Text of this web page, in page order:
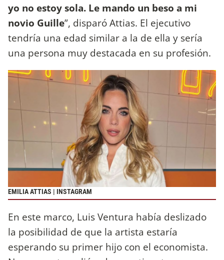
yo no estoy sola. Le mando un beso a mi
novio Guille”, disparó Attias. El ejecutivo
tendría una edad similar a la de ella y sería
una persona muy destacada en su profesión.
EMILIA ATTIAS | INSTAGRAM
En este marco, Luis Ventura había deslizado
la posibilidad de que la artista estaría
esperando su primer hijo con el economista.